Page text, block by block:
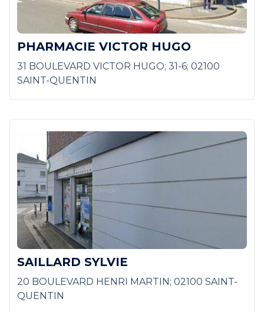
PHARMACIE VICTOR HUGO
31 BOULEVARD VICTOR HUGO; 31-6; 02100
SAINT-QUENTIN
SAILLARD SYLVIE
20 BOULEVARD HENRI MARTIN; 02100 SAINT-
QUENTIN